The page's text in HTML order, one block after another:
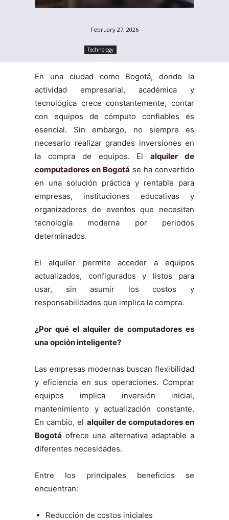
February 27, 2026
Technology
En una ciudad como Bogotá, donde la
actividad empresarial, académica y
tecnológica crece constantemente, contar
con equipos de cómputo confiables es
esencial. Sin embargo, no siempre es
necesario realizar grandes inversiones en
la compra de equipos. Elalquiler de
computadores en Bogotá se ha convertido
en una solución práctica y rentable para
empresas, instituciones educativas y
organizadores de eventos que necesitan
tecnología moderna por periodos
determinados.
El alquiler permite acceder a equipos
actualizados, configurados y listos para
usar, sin asumir los costos y
responsabilidades que implica la compra.
¿Por qué el alquiler de computadores es
una opción inteligente?
Las empresas modernas buscan flexibilidad
y eficiencia en sus operaciones. Comprar
equipos implica inversión inicial,
mantenimiento y actualización constante.
En cambio, el alquiler de computadores en
Bogotá ofrece una alternativa adaptable a
diferentes necesidades.
Entre los principales beneficios se
encuentran:
Reducción de costos iniciales